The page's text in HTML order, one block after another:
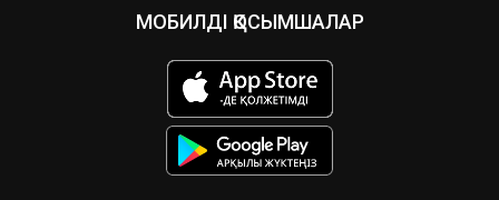
МОБИЛДІ ҚОСЫМШАЛАР